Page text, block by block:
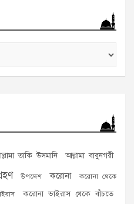
তাকি উসমানি আল্লামা বাবুনগরী
উপদেশ করোনা করোনা থেকে
করোনা ভাইরাস থেকে বাঁচতে